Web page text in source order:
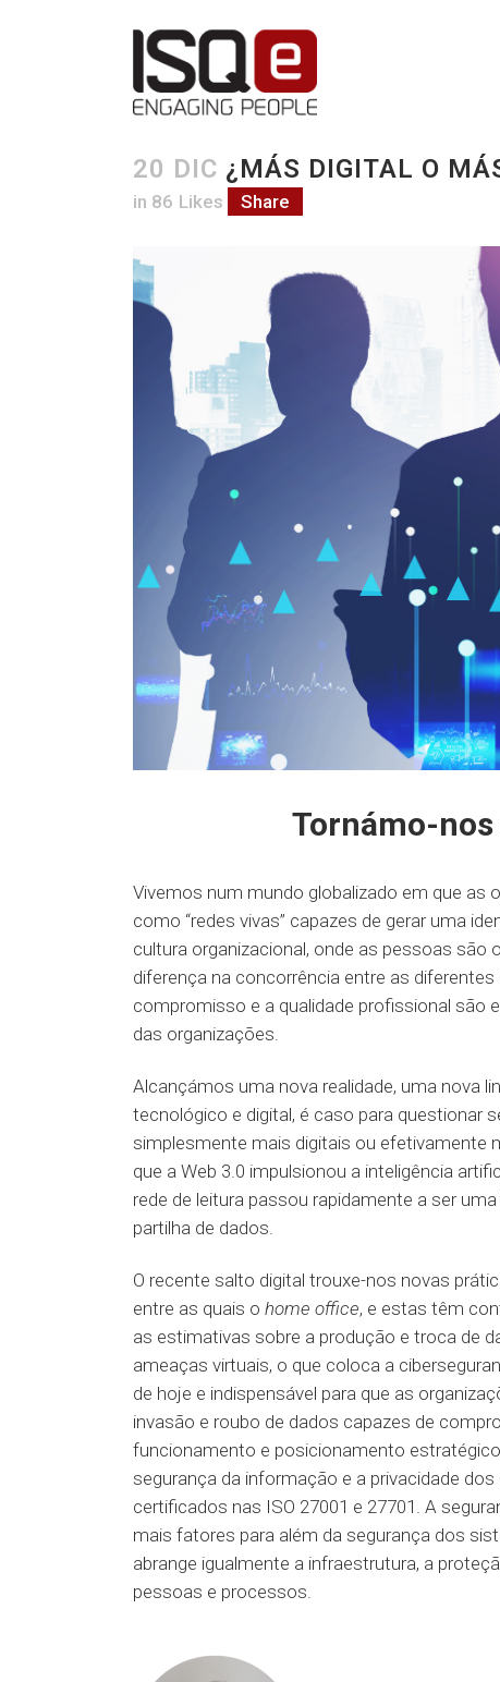
20 DIC ¿MÁS DIGITAL O
in 86 Likes Share
Tornámo-
Vivemos num mundo globalizado em que as
como “redes vivas” capazes de gerar uma
cultura organizacional, onde as pessoas são
diferença na concorrência entre as
compromisso e a qualidade profissional são
das organizações.
Alcançámos uma nova realidade, uma nova
tecnológico e digital, é caso para questionar
simplesmente mais digitais ou efetivamente
que a Web 3.0 impulsionou a inteligência
rede de leitura passou rapidamente a ser
partilha de dados.
O recente salto digital trouxe-nos novas
entre as quais o home office, e estas têm
as estimativas sobre a produção e troca de
ameaças virtuais, o que coloca a
de hoje e indispensável para que as
invasão e roubo de dados capazes de
funcionamento e posicionamento
segurança da informação e a privacidade
certificados nas ISO 27001 e 27701. A
mais fatores para além da segurança dos
abrange igualmente a infraestrutura, a
pessoas e processos.